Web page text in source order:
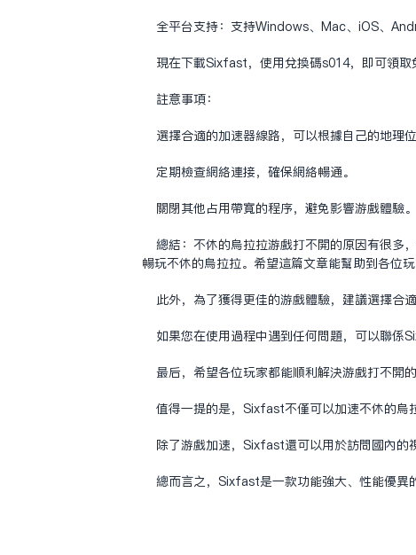
全平台支持：支持Windows、Mac、iOS、
现在下载Sixfast，使用兑换码s014，即可领取
注意事项：
选择合适的加速器线路，可以根据自己的地理
定期检查网络连接，确保网络畅通。
关闭其他占用带宽的程序，避免影响游戏体验。
总结：不休的乌拉拉游戏打不开的原因有很多
畅玩不休的乌拉拉。希望这篇文章能帮助到各位玩
此外，为了获得更佳的游戏体验，建议选择合
如果您在使用过程中遇到任何问题，可以联系
最后，希望各位玩家都能顺利解决游戏打不开
值得一提的是，Sixfast不仅可以加速不休的乌
除了游戏加速，Sixfast还可以用于访问国内的
总而言之，Sixfast是一款功能强大、性能优异